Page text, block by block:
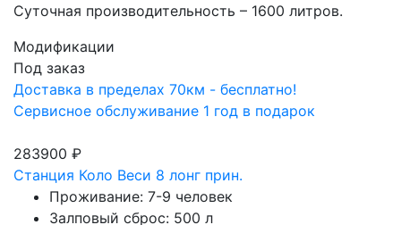
Суточная производительность – 1600 литров.
Модификации
Под заказ
Доставка в пределах 70км - бесплатно!
Сервисное обслуживание 1 год в подарок
283900 ₽
Станция Коло Веси 8 лонг прин.
Проживание: 7-9 человек
Залповый сброс: 500 л